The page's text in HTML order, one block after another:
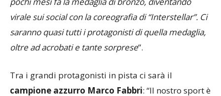
saranno quasi tutti i protagonisti di quella medaglia,
oltre ad acrobati e tante sorprese”.
campione azzurro Marco Fabbri: “Il nostro sport è
amatissimo ma si vede poco in TV, infatti molti